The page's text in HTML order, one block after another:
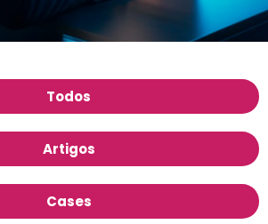
Todos
Artigos
Cases